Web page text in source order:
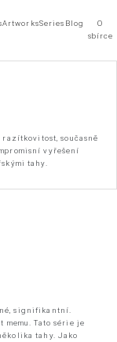
ArtworksSeries Blog
O
sbírce
současně
vyřešení
tahy.
signifikantní.
Tato série je
tahy. Jako